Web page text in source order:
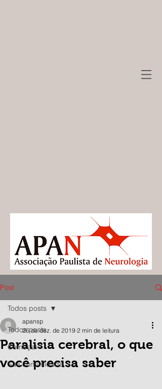
Post
Todos posts
Começar
Sua comunidade
Todos posts
Paralisia cerebral, o que
você precisa saber
apansp
26 de dez. de 2019 2 min de leitura